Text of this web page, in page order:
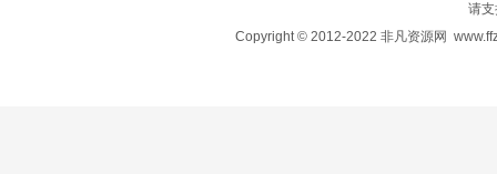
请
Copyright © 2012-2022 非凡资源网